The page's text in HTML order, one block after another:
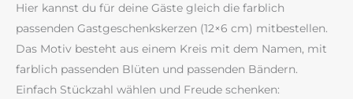
Hier kannst du für deine Gäste gleich die farblich
passenden Gastgeschenkskerzen (12×6 cm) mitbestellen.
Das Motiv besteht aus einem Kreis mit dem Namen, mit
farblich passenden Blüten und passenden Bändern.
Einfach Stückzahl wählen und Freude schenken: